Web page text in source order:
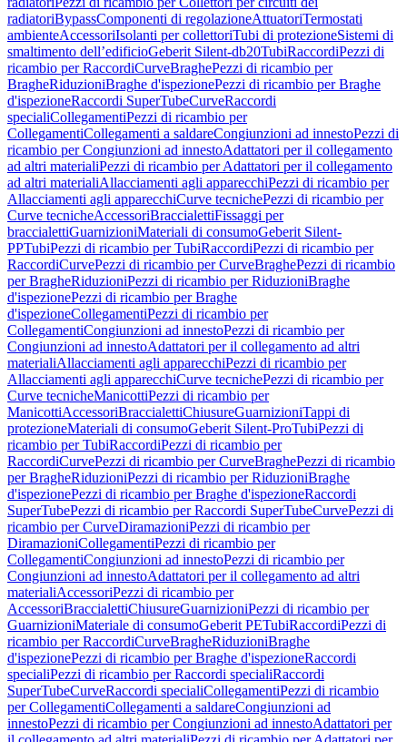
radiatoriBypassComponenti di regolazioneAttuatoriTermostati
ambienteAccessoriIsolanti per collettoriTubi di protezioneSistemi di
smaltimento dell’edificioGeberit Silent-db20TubiRaccordiPezzi di
ricambio per RaccordiCurveBraghePezzi di ricambio per
BragheRiduzioniBraghe d'ispezionePezzi di ricambio per Braghe
d'ispezioneRaccordi SuperTubeCurveRaccordi
specialiCollegamentiPezzi di ricambio per
CollegamentiCollegamenti a saldareCongiunzioni ad innestoPezzi di
ricambio per Congiunzioni ad innestoAdattatori per il collegamento
ad altri materialiPezzi di ricambio per Adattatori per il collegamento
ad altri materialiAllacciamenti agli apparecchiPezzi di ricambio per
Allacciamenti agli apparecchiCurve tecnichePezzi di ricambio per
Curve tecnicheAccessoriBraccialettiFissaggi per
braccialettiGuarnizioniMateriali di consumoGeberit Silent-
PPTubiPezzi di ricambio per TubiRaccordiPezzi di ricambio per
RaccordiCurvePezzi di ricambio per CurveBraghePezzi di ricambio
per BragheRiduzioniPezzi di ricambio per RiduzioniBraghe
d'ispezionePezzi di ricambio per Braghe
d'ispezioneCollegamentiPezzi di ricambio per
CollegamentiCongiunzioni ad innestoPezzi di ricambio per
Congiunzioni ad innestoAdattatori per il collegamento ad altri
materialiAllacciamenti agli apparecchiPezzi di ricambio per
Allacciamenti agli apparecchiCurve tecnichePezzi di ricambio per
Curve tecnicheManicottiPezzi di ricambio per
ManicottiAccessoriBraccialettiChiusureGuarnizioniTappi di
protezioneMateriali di consumoGeberit Silent-ProTubiPezzi di
ricambio per TubiRaccordiPezzi di ricambio per
RaccordiCurvePezzi di ricambio per CurveBraghePezzi di ricambio
per BragheRiduzioniPezzi di ricambio per RiduzioniBraghe
d'ispezionePezzi di ricambio per Braghe d'ispezioneRaccordi
SuperTubePezzi di ricambio per Raccordi SuperTubeCurvePezzi di
ricambio per CurveDiramazioniPezzi di ricambio per
DiramazioniCollegamentiPezzi di ricambio per
CollegamentiCongiunzioni ad innestoPezzi di ricambio per
Congiunzioni ad innestoAdattatori per il collegamento ad altri
materialiAccessoriPezzi di ricambio per
AccessoriBraccialettiChiusureGuarnizioniPezzi di ricambio per
GuarnizioniMateriale di consumoGeberit PETubiRaccordiPezzi di
ricambio per RaccordiCurveBragheRiduzioniBraghe
d'ispezionePezzi di ricambio per Braghe d'ispezioneRaccordi
specialiPezzi di ricambio per Raccordi specialiRaccordi
SuperTubeCurveRaccordi specialiCollegamentiPezzi di ricambio
per CollegamentiCollegamenti a saldareCongiunzioni ad
innestoPezzi di ricambio per Congiunzioni ad innestoAdattatori per